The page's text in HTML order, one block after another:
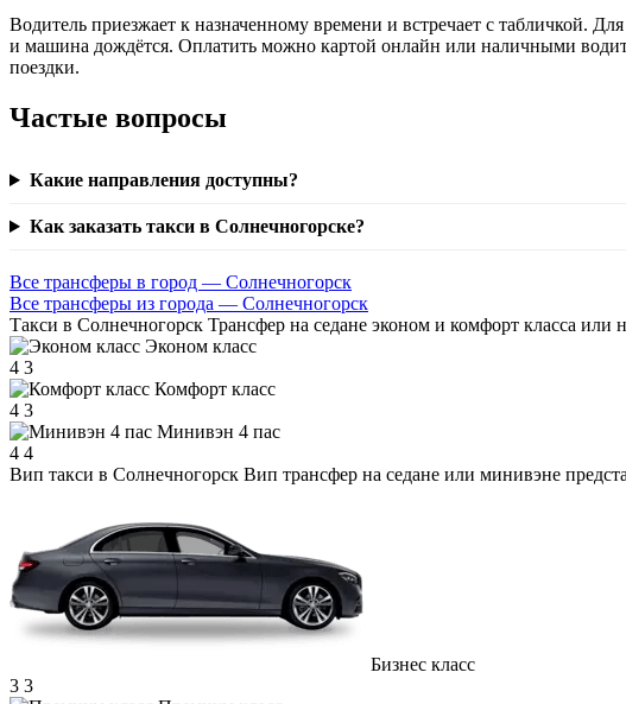
Водитель приезжает к назначенному времени и встречает с табличкой.
и машина дождётся. Оплатить можно картой онлайн или наличными
поездки.
Частые вопросы
Какие направления доступны?
Как заказать такси в Солнечногорске?
Все трансферы в город — Солнечногорск
Все трансферы из города — Солнечногорск
Такси в Солнечногорск Трансфер на седане эконом и комфорт класса
Эконом класс
4 3
Комфорт класс
4 3
Минивэн 4 пас
4 4
Вип такси в Солнечногорск Вип трансфер на седане или минивэне
Бизнес класс
3 3